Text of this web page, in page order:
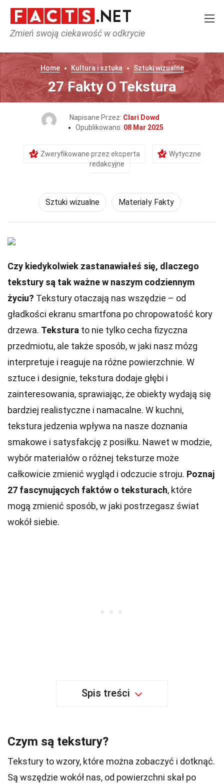
Zmień swoją ciekawość w odkrycie
Home Kultura i sztuka Sztuki wizualne
27 Fakty O Tekstura
Napisane Przez: Clari Dowd
Opublikowano: 08 Mar 2025
Zweryfikowane przez eksperta
Wytyczne
redakcyjne
Sztuki wizualne Materiały Fakty
Czy kiedykolwiek zastanawiałeś się, dlaczego
tekstury są tak ważne w naszym codziennym
życiu? Tekstury otaczają nas wszędzie – od
gładkości ekranu smartfona po chropowatość kory
drzewa. Tekstura to nie tylko cecha fizyczna
przedmiotu, ale także sposób, w jaki nasz mózg
interpretuje i reaguje na różne powierzchnie. W
sztuce i designie, tekstura dodaje głębi i
zainteresowania, sprawiając, że obiekty wydają się
bardziej realistyczne i namacalne. W kuchni,
tekstura jedzenia wpływa na nasze doznania
smakowe i satysfakcję z posiłku. Nawet w modzie,
wybór materiałów o różnej teksturze może
całkowicie zmienić wygląd i odczucie stroju. Poznaj
27 fascynujących faktów o teksturach, które
mogą zmienić sposób, w jaki postrzegasz świat
wokół siebie.
Spis treści
Czym są tekstury?
Tekstury to wzory, które można zobaczyć i dotknąć.
Są wszędzie wokół nas, od powierzchni skał po